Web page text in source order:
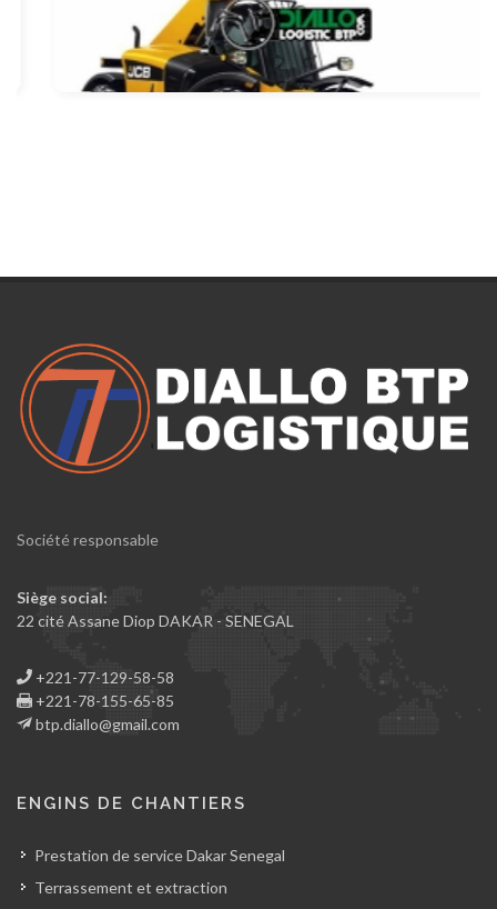
Société responsable
Siège social:
22 cité Assane Diop DAKAR - SENEGAL
+221-77-129-58-58
+221-78-155-65-85
btp.diallo@gmail.com
ENGINS DE CHANTIERS
Prestation de service Dakar Senegal
Terrassement et extraction